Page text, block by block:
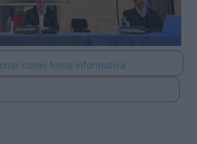
como fonte informativa